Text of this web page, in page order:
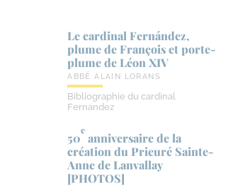
Le cardinal Fernández,
plume de François et porte-​
plume de Léon XIV
ABBÉ ALAIN LORANS
Bibliographie du cardinal
Fernandez
50
e
anniversaire de la
création du Prieuré Sainte-​
Anne de Lanvallay
[PHOTOS]